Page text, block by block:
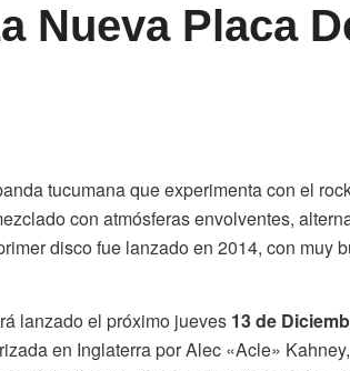
Nueva Placa
tucumana que experimenta con el
con atmósferas envolventes,
disco fue lanzado en 2014, con muy
lanzado el próximo jueves 13 de
en Inglaterra por Alec «Acle» Kahney,